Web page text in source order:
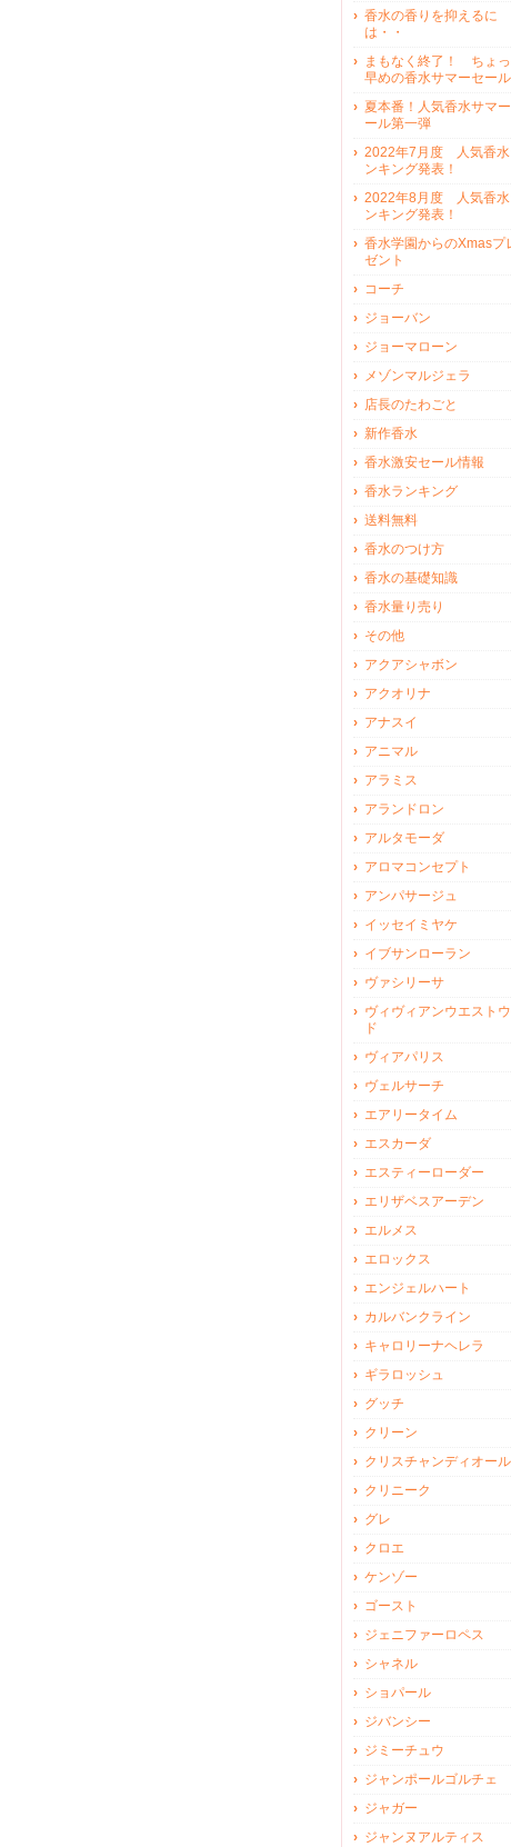
香水の香りを抑えるに
は・・
まもなく終了！ ちょっ
早めの香水サマーセール
夏本番！人気香水サマ
ール第一弾
2022年7月度 人気香水
ンキング発表！
2022年8月度 人気香水
ンキング発表！
香水学園からのXmasプ
ゼント
コーチ
ジョーバン
ジョーマローン
メゾンマルジェラ
店長のたわごと
新作香水
香水激安セール情報
香水ランキング
送料無料
香水のつけ方
香水の基礎知識
香水量り売り
その他
アクアシャボン
アクオリナ
アナスイ
アニマル
アラミス
アランドロン
アルタモーダ
アロマコンセプト
アンパサージュ
イッセイミヤケ
イブサンローラン
ヴァシリーサ
ヴィヴィアンウエスト
ド
ヴィアパリス
ヴェルサーチ
エアリータイム
エスカーダ
エスティーローダー
エリザベスアーデン
エルメス
エロックス
エンジェルハート
カルバンクライン
キャロリーナヘレラ
ギラロッシュ
グッチ
クリーン
クリスチャンディオール
クリニーク
グレ
クロエ
ケンゾー
ゴースト
ジェニファーロペス
シャネル
ショパール
ジバンシー
ジミーチュウ
ジャンポールゴルチェ
ジャガー
ジャンヌアルティス